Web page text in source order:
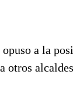
a la